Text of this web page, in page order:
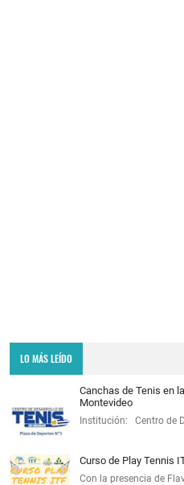
LO MÁS LEÍDO
Canchas de Tenis en
Montevideo
Institución: Centro de
Curso de Play Tennis
Con la presencia de